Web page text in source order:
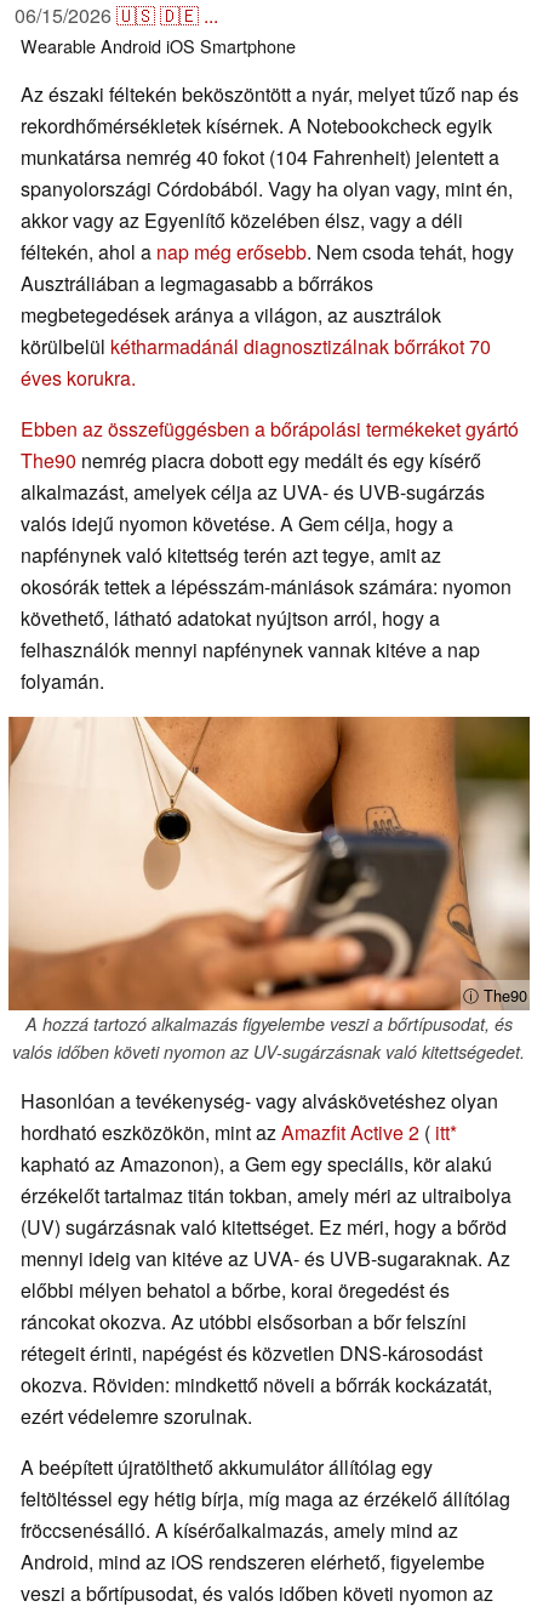
06/15/2026🇺🇸🇩🇪 ...
WearableAndroidiOS Smartphone
Az északi féltekén beköszöntött a nyár, melyet tűző nap és
rekordhőmérsékletek kísérnek. A Notebookcheck egyik
munkatársa nemrég 40 fokot (104 Fahrenheit) jelentett a
spanyolországi Córdobából. Vagy ha olyan vagy, mint én,
akkor vagy az Egyenlítő közelében élsz, vagy a déli
féltekén, ahol a nap még erősebb. Nem csoda tehát, hogy
Ausztráliában a legmagasabb a bőrrákos
megbetegedések aránya a világon, az ausztrálok
körülbelül kétharmadánál diagnosztizálnak bőrrákot 70
éves korukra.
Ebben az összefüggésben a bőrápolási termékeket gyártó
The90 nemrég piacra dobott egy medált és egy kísérő
alkalmazást, amelyek célja az UVA- és UVB-sugárzás
valós idejű nyomon követése. A Gem célja, hogy a
napfénynek való kitettség terén azt tegye, amit az
okosórák tettek a lépésszám-mániások számára: nyomon
követhető, látható adatokat nyújtson arról, hogy a
felhasználók mennyi napfénynek vannak kitéve a nap
folyamán.
ⓘ The90
A hozzá tartozó alkalmazás figyelembe veszi a bőrtípusodat, és
valós időben követi nyomon az UV-sugárzásnak való kitettségedet.
Hasonlóan a tevékenység- vagy alváskövetéshez olyan
hordható eszközökön, mint azAmazfit Active 2 ( itt
kapható az Amazonon), a Gem egy speciális, kör alakú
érzékelőt tartalmaz titán tokban, amely méri az ultraibolya
(UV) sugárzásnak való kitettséget. Ez méri, hogy a bőröd
mennyi ideig van kitéve az UVA- és UVB-sugaraknak. Az
előbbi mélyen behatol a bőrbe, korai öregedést és
ráncokat okozva. Az utóbbi elsősorban a bőr felszíni
rétegeit érinti, napégést és közvetlen DNS-károsodást
okozva. Röviden: mindkettő növeli a bőrrák kockázatát,
ezért védelemre szorulnak.
A beépített újratölthető akkumulátor állítólag egy
feltöltéssel egy hétig bírja, míg maga az érzékelő állítólag
fröccsenésálló. A kísérőalkalmazás, amely mind az
Android, mind az iOS rendszeren elérhető, figyelembe
veszi a bőrtípusodat, és valós időben követi nyomon az